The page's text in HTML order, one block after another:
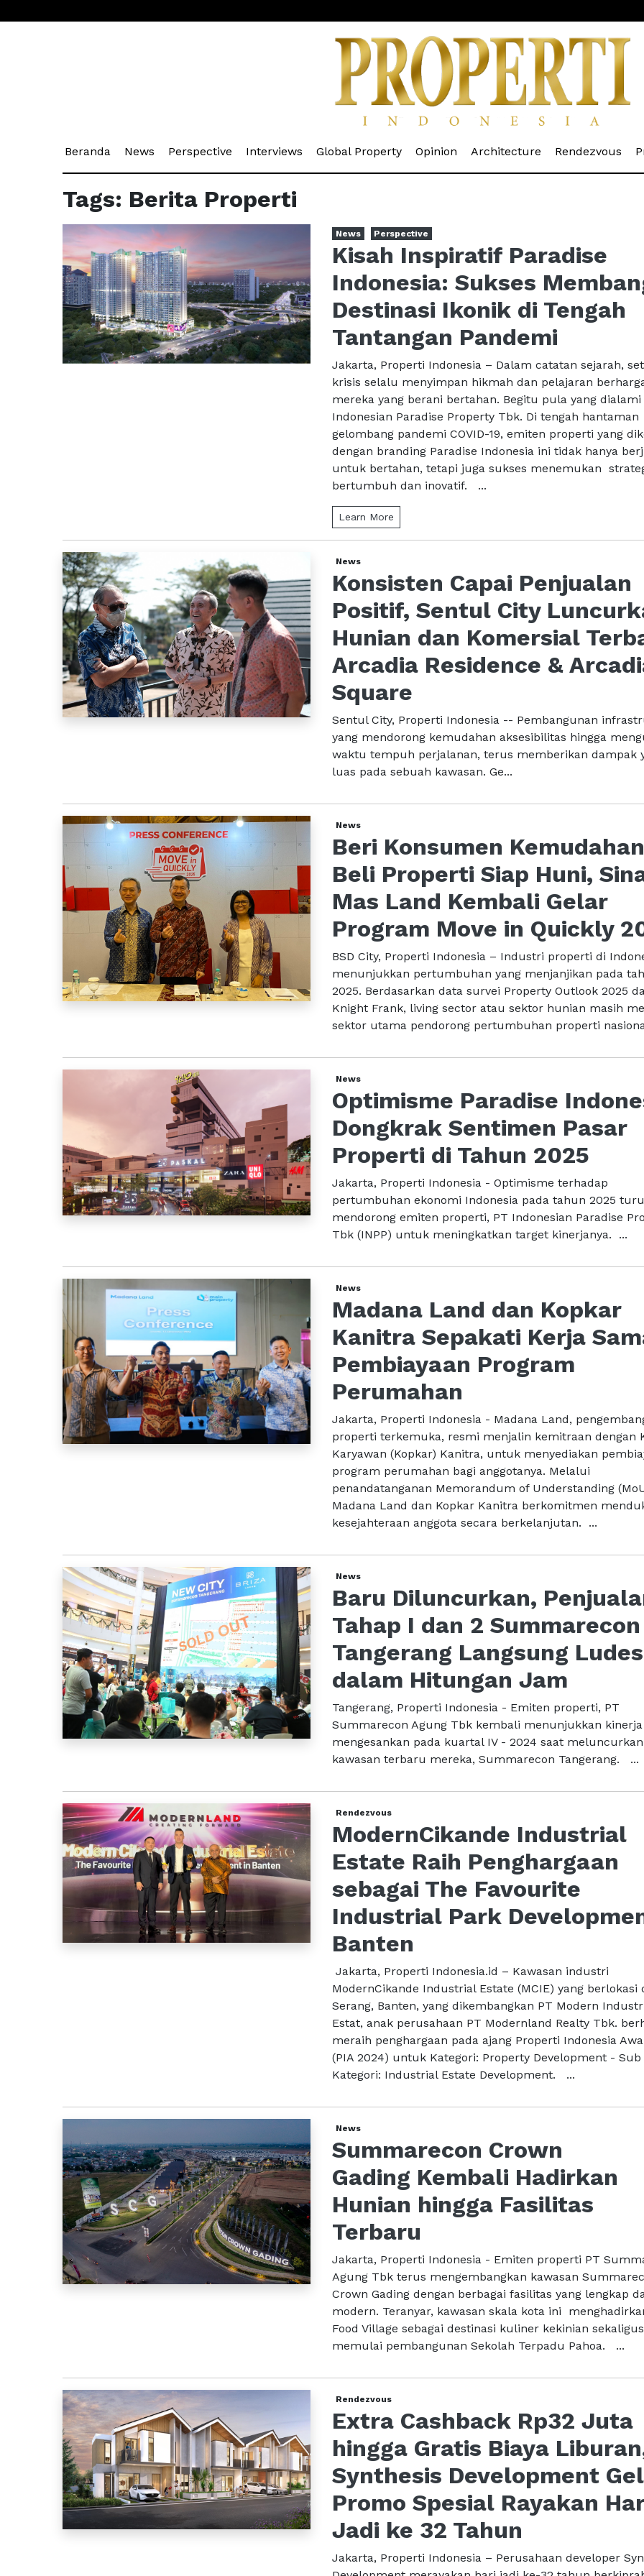
Beranda (current)
News (current)
Perspective (current)
Interviews (current)
Global Property(current)
Opinion (current)
Architecture (current)
Rendezvous
Tags: Berita Properti
News Perspective
Kisah Inspiratif Paradise
Indonesia: Sukses
Destinasi Ikonik di Tengah
Tantangan Pandemi
Jakarta, Properti Indonesia – Dalam catatan sejarah,
krisis selalu menyimpan hikmah dan pelajaran
mereka yang berani bertahan. Begitu pula yang dialami
Indonesian Paradise Property Tbk. Di tengah hantaman
gelombang pandemi COVID-19, emiten properti yang
dengan branding Paradise Indonesia ini tidak hanya
untuk bertahan, tetapi juga sukses menemukan
bertumbuh dan inovatif. ...
Learn More
News
Konsisten Capai Penjualan
Positif, Sentul City
Hunian dan Komersial
Arcadia Residence &
Square
Sentul City, Properti Indonesia -- Pembangunan
yang mendorong kemudahan aksesibilitas hingga
waktu tempuh perjalanan, terus memberikan dampak
luas pada sebuah kawasan. Ge...
News
Beri Konsumen Kemudahan
Beli Properti Siap Huni,
Mas Land Kembali Gelar
Program Move in Quickly
BSD City, Properti Indonesia – Industri properti di
menunjukkan pertumbuhan yang menjanjikan pada
2025. Berdasarkan data survei Property Outlook 2025
Knight Frank, living sector atau sektor hunian masih
sektor utama pendorong pertumbuhan properti
News
Optimisme Paradise
Dongkrak Sentimen Pasar
Properti di Tahun 2025
Jakarta, Properti Indonesia - Optimisme terhadap
pertumbuhan ekonomi Indonesia pada tahun 2025
mendorong emiten properti, PT Indonesian Paradise
Tbk (INPP) untuk meningkatkan target kinerjanya. ...
News
Madana Land dan Kopkar
Kanitra Sepakati Kerja
Pembiayaan Program
Perumahan
Jakarta, Properti Indonesia - Madana Land,
properti terkemuka, resmi menjalin kemitraan dengan
Karyawan (Kopkar) Kanitra, untuk menyediakan
program perumahan bagi anggotanya. Melalui
penandatanganan Memorandum of Understanding
Madana Land dan Kopkar Kanitra berkomitmen
kesejahteraan anggota secara berkelanjutan. ...
News
Baru Diluncurkan,
Tahap I dan 2 Summarecon
Tangerang Langsung Ludes
dalam Hitungan Jam
Tangerang, Properti Indonesia - Emiten properti, PT
Summarecon Agung Tbk kembali menunjukkan kinerja
mengesankan pada kuartal IV - 2024 saat meluncurkan
kawasan terbaru mereka, Summarecon Tangerang. ...
Rendezvous
ModernCikande Industrial
Estate Raih Penghargaan
sebagai The Favourite
Industrial Park
Banten
Jakarta, Properti Indonesia.id – Kawasan industri
ModernCikande Industrial Estate (MCIE) yang berlokasi
Serang, Banten, yang dikembangkan PT Modern
Estat, anak perusahaan PT Modernland Realty Tbk.
meraih penghargaan pada ajang Properti Indonesia
(PIA 2024) untuk Kategori: Property Development - Sub
Kategori: Industrial Estate Development. ...
News
Summarecon Crown
Gading Kembali Hadirkan
Hunian hingga Fasilitas
Terbaru
Jakarta, Properti Indonesia - Emiten properti PT
Agung Tbk terus mengembangkan kawasan
Crown Gading dengan berbagai fasilitas yang lengkap
modern. Teranyar, kawasan skala kota ini
Food Village sebagai destinasi kuliner kekinian sekaligus
memulai pembangunan Sekolah Terpadu Pahoa. ...
Rendezvous
Extra Cashback Rp32 Juta
hingga Gratis Biaya
Synthesis Development
Promo Spesial Rayakan
Jadi ke 32 Tahun
Jakarta, Properti Indonesia – Perusahaan developer